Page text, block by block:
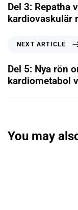
Del 3: Repatha
kardiovaskulär
NEXT ARTICLE
Del 5: Nya rön
kardiometabol
You may